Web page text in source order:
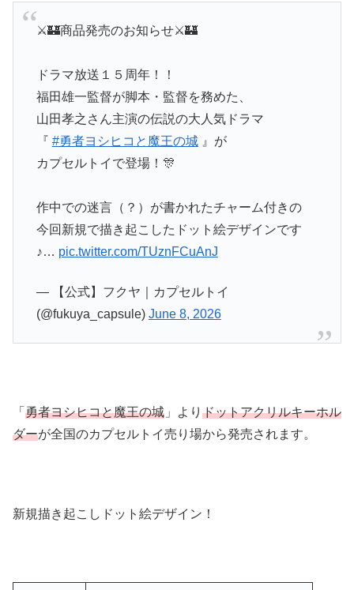
⚔🏰商品発売のお知らせ⚔🏰
ドラマ放送１５周年！！
福田雄一監督が脚本・監督を務めた、
山田孝之さん主演の伝説の大人気ドラマ
『 #勇者ヨシヒコと魔王の城』が
カプセルトイで登場！🎊
作中での迷言（？）が書かれたチャーム付きの
今回新規で描き起こしたドット絵デザインです
♪… pic.twitter.com/TUznFCuAnJ
— 【公式】フクヤ｜カプセルトイ
(@fukuya_capsule) June 8, 2026
「 勇者ヨシヒコと魔王の城 」より ドットアクリルキーホル
ダーが全国のカプセルトイ売り場から発売されます。
新規描き起こしドット絵デザイン！